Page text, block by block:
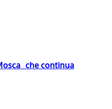
che continua